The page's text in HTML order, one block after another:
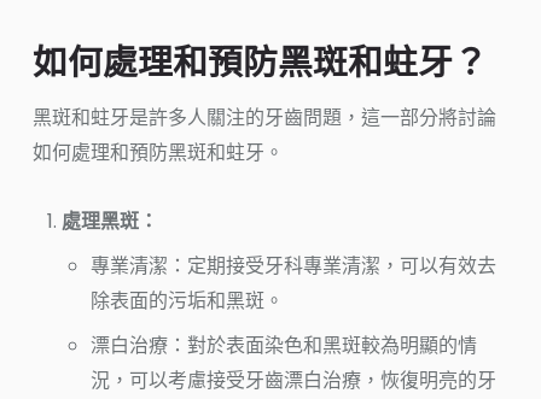
如何處理和預防黑斑和蛀牙？
黑斑和蛀牙是許多人關注的牙齒問題，這一部分將討論
如何處理和預防黑斑和蛀牙。
處理黑斑：
專業清潔：定期接受牙科專業清潔，可以有效去
除表面的污垢和黑斑。
漂白治療：對於表面染色和黑斑較為明顯的情
況，可以考慮接受牙齒漂白治療，恢復明亮的牙